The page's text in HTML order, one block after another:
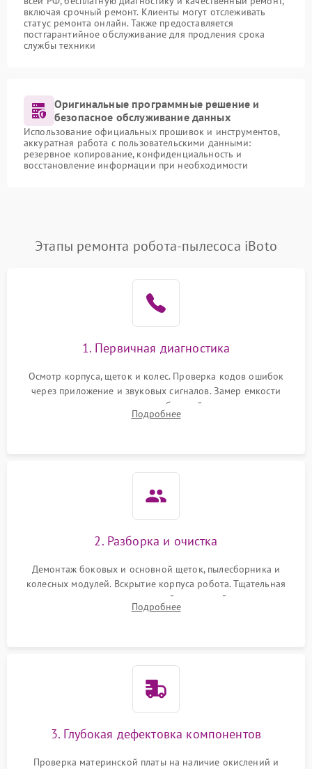
включая срочный ремонт. Клиенты могут отслеживать
статус ремонта онлайн. Также предоставляется
постгарантийное обслуживание для продления срока
службы техники
Оригинальные программные решение и
безопасное обслуживание данных
Использование официальных прошивок и инструментов,
аккуратная работа с пользовательскими данными:
резервное копирование, конфиденциальность и
восстановление информации при необходимости
Этапы ремонта робота-пылесоса iBoto
1. Первичная диагностика
Осмотр корпуса, щеток и колес. Проверка кодов ошибок
через приложение и звуковых сигналов. Замер емкости
аккумулятора и тестирование базовой станции зарядки.
Оценка работы лидара, бампера и датчиков падения для
Подробнее
2. Разборка и очистка
Демонтаж боковых и основной щеток, пылесборника и
колесных модулей. Вскрытие корпуса робота. Тщательная
очистка внутренних полостей, шестерней и плат от
скопившейся пыли, волос и шерсти животных с
Подробнее
3. Глубокая дефектовка компонентов
Проверка материнской платы на наличие окислений и